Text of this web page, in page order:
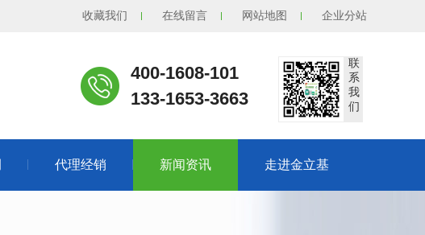
收藏我们 在线留言 网站地图 企业分站
联
系
我
们
400-1608-101
133-1653-3663
代理经销 新闻资讯 走进金立基